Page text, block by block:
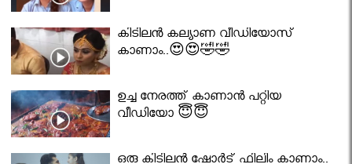
കിടിലൻ കല്യാണ വീഡിയോസ്
കാണാം..😍😍🤣🤣
ഉച്ച നേരത്ത് കാണാൻ പറ്റിയ
വീഡിയോ 😇😇